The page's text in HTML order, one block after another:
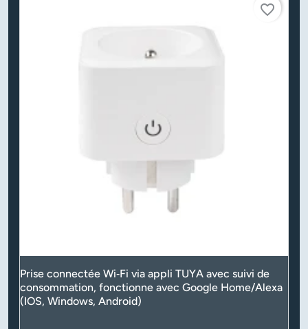
favorite_border
Prise connectée Wi‑Fi via appli TUYA avec suivi de
consommation, fonctionne avec Google Home/Alexa
(IOS, Windows, Android)